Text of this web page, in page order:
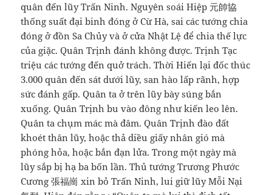
quân đến lũy Trấn Ninh. Nguyên soái Hiệp 元帥協
thống suất đại binh đóng ở Cừ Hà, sai các tướng chia
đóng ở đồn Sa Chủy và ở cửa Nhật Lệ để chia thế lực
của giặc. Quân Trịnh đánh không được. Trịnh Tạc
triệu các tướng đến quở trách. Thời Hiến lại đốc thúc
3.000 quân đến sát dưới lũy, san hào lấp rãnh, hợp
sức đánh gấp. Quân ta ở trên lũy bày súng bắn
xuống. Quân Trịnh bu vào đông như kiến leo lên.
Quân ta chụm mác mà đâm. Quân Trịnh đào đất
khoét thân lũy, hoặc thả diều giấy nhân gió mà
phóng hỏa, hoặc bắn đạn lửa. Trong một ngày mà
lũy sắp bị hạ ba bốn lần. Thủ tướng Trương Phước
Cương 張福崗 xin bỏ Trấn Ninh, lui giữ lũy Mỗi Nại